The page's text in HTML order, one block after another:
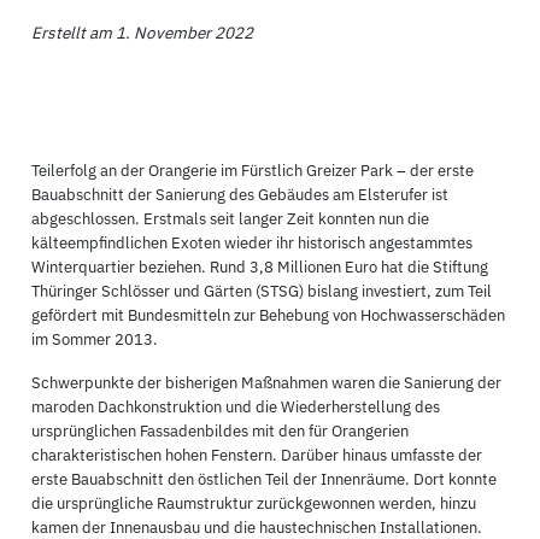
Erstellt am 1. November 2022
Teilerfolg an der Orangerie im Fürstlich Greizer Park – der erste
Bauabschnitt der Sanierung des Gebäudes am Elsterufer ist
abgeschlossen. Erstmals seit langer Zeit konnten nun die
kälteempfindlichen Exoten wieder ihr historisch angestammtes
Winterquartier beziehen. Rund 3,8 Millionen Euro hat die Stiftung
Thüringer Schlösser und Gärten (STSG) bislang investiert, zum Teil
gefördert mit Bundesmitteln zur Behebung von Hochwasserschäden
im Sommer 2013.
Schwerpunkte der bisherigen Maßnahmen waren die Sanierung der
maroden Dachkonstruktion und die Wiederherstellung des
ursprünglichen Fassadenbildes mit den für Orangerien
charakteristischen hohen Fenstern. Darüber hinaus umfasste der
erste Bauabschnitt den östlichen Teil der Innenräume. Dort konnte
die ursprüngliche Raumstruktur zurückgewonnen werden, hinzu
kamen der Innenausbau und die haustechnischen Installationen.